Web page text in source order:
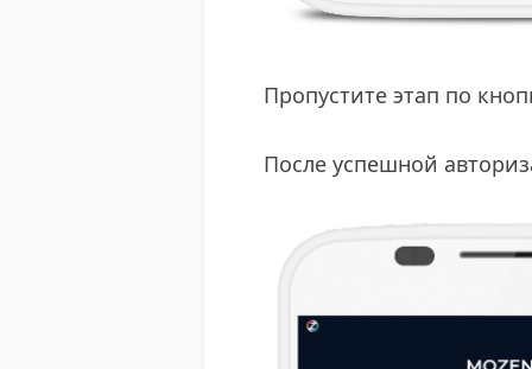
​​Пропустите этап по
​​После успешной